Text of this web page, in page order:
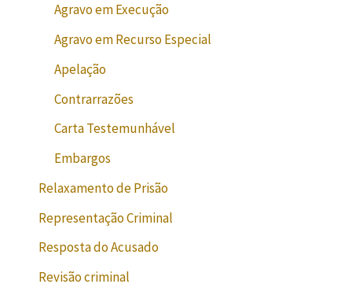
Agravo em Execução
Agravo em Recurso Especial
Apelação
Contrarrazões
Carta Testemunhável
Embargos
Relaxamento de Prisão
Representação Criminal
Resposta do Acusado
Revisão criminal